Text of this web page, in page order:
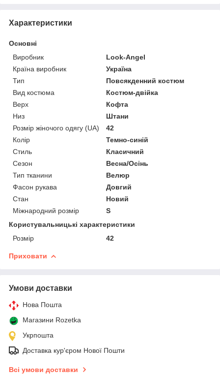
Характеристики
Основні
Виробник
Look-Angel
Країна виробник
Україна
Тип
Повсякденний костюм
Вид костюма
Костюм-двійка
Верх
Кофта
Низ
Штани
Розмір жіночого одягу (UA)
42
Колір
Темно-синій
Стиль
Класичний
Сезон
Весна/Осінь
Тип тканини
Велюр
Фасон рукава
Довгий
Стан
Новий
Міжнародний розмір
S
Користувальницькі характеристики
Розмір
42
Приховати
Умови доставки
Нова Пошта
Магазини Rozetka
Укрпошта
Доставка кур'єром Нової Пошти
Всі умови доставки